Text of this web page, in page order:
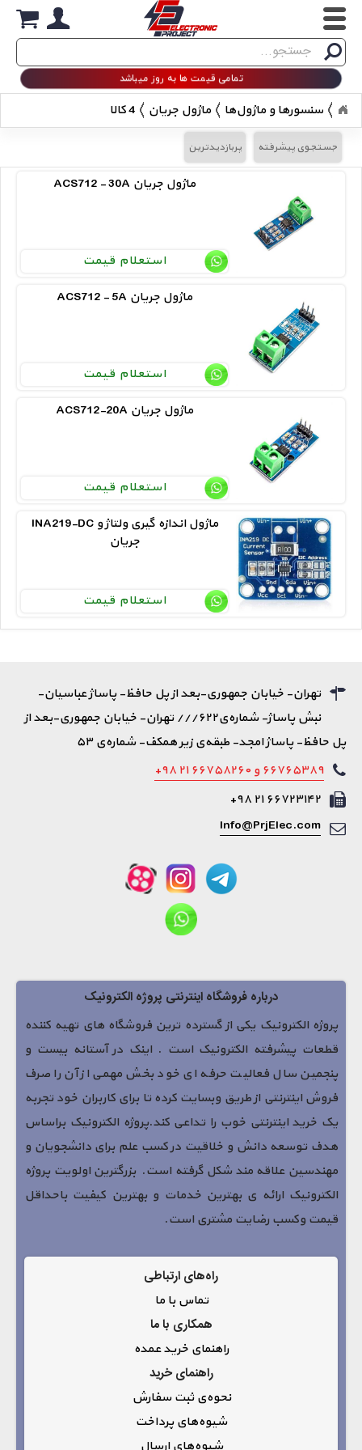
Search
جستجو
تمامی قیمت ها به روز میباشد
سنسورها و ماژول‌ها ماژول جریان 4 کالا
جستجوی پیشرفته پربازدیدترین
ACS712 - 30A ماژول جریان
استعلام قیمت
ACS712 - 5A ماژول جریان
استعلام قیمت
ACS712-20A ماژول جریان
استعلام قیمت
INA219-DC ماژول اندازه گیری ولتاژ و
جریان
استعلام قیمت
تهران- خیابان جمهوری-بعد از پل حافظ- پاساژ عباسیان-
نبش پاساژ- شماره‌ی۶۲۲/// تهران- خیابان جمهوری-بعد از
پل حافظ- پاساژ امجد- طبقه‌ی زیر همکف- شماره‌ی ۵۳
۶۶۷۶۵۳۸۹ و ۶۶۷۵۸۲۶۰ ۲۱ ۹۸+
۶۶۷۲۳۱۴۲ ۲۱ ۹۸+
Info@PrjElec.com
درباره فروشگاه اینترنتی پروژه الکترونیک
پروژه الکترونیک یکی از گسترده ترین فروشگاه های تهیه کننده
قطعات پیشرفته الکترونیک است . اینک در آستانه بیست و
پنجمین سال فعالیت حرفه ای خود بخش مهمی از آن را صرف
فروش اینترنتی از طریق وبسایت کرده تا برای کاربران خود تجربه
یک خرید اینترنتی خوب را تداعی کند.پروژه الکترونیک براساس
هدف توسعه دانش و خلاقیت در کسب علم برای دانشجویان و
مهندسین علاقه مند شکل گرفته است. بزرگترین اولویت پروژه
الکترونیک ارائه ی بهترین خدمات و بهترین کیفیت باحداقل
قیمت وکسب رضایت مشتری است.
راه‌های ارتباطی
تماس با ما
همکاری با ما
راهنمای خرید عمده
راهنمای خرید
نحوه‌ی ثبت سفارش
شیوه‌های پرداخت